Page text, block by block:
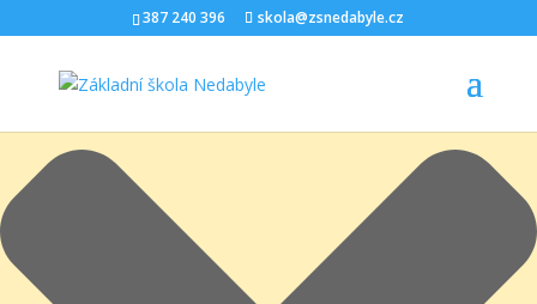
Spravovat Souhlas s cookies
387 240 396 skola@zsnedabyle.cz